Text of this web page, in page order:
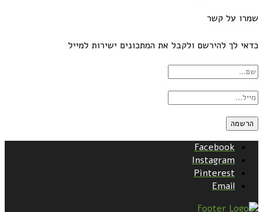
שמרו על קשר
כדאי לך להירשם ולקבל את המתכונים ישירות למייל
Facebook
Instagram
Pinterest
Email